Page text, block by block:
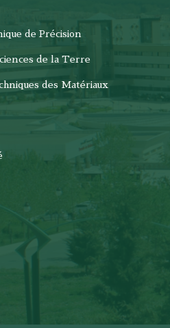
de Précision
de la Terre
des Matériaux